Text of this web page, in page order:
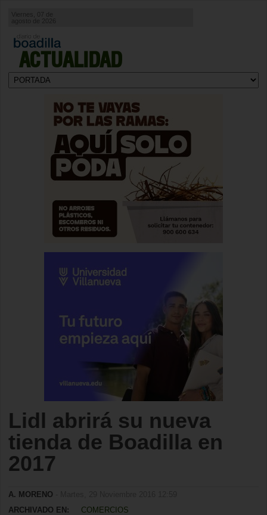
ACTUALIDAD
agosto de 2026
Lidl abrirá su nueva
tienda de Boadilla en
2017
A. MORENO
ARCHIVADO EN:
COMERCIOS